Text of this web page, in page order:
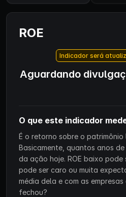
ROE
Indicador será
Aguardando
O que este indicador
É o retorno sobre o patrimônio
Basicamente, quantos anos
da ação hoje. ROE baixo
pode ser caro ou muita
média dela e com as empresas
fechou?